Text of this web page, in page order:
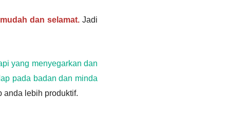
dan selamat.Jadi
yang menyegarkan dan
pada badan dan minda
anda lebih produktif.